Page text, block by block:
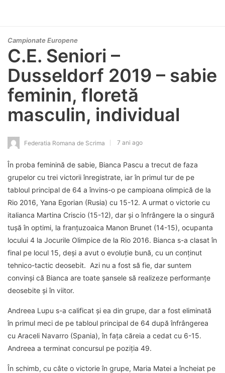
Campionate Europene
C.E. Seniori –
Dusseldorf 2019 – sabie
feminin, floretă
masculin, individual
Federatia Romana de Scrima 7 ani ago
În proba feminină de sabie, Bianca Pascu a trecut de faza
grupelor cu trei victorii înregistrate, iar în primul tur de pe
tabloul principal de 64 a învins-o pe campioana olimpică de la
Rio 2016, Yana Egorian (Rusia) cu 15-12. A urmat o victorie cu
italianca Martina Criscio (15-12), dar și o înfrângere la o singură
tușă în optimi, la franțuzoaica Manon Brunet (14-15), ocupanta
locului 4 la Jocurile Olimpice de la Rio 2016. Bianca s-a clasat în
final pe locul 15, deși a avut o evoluție bună, cu un conținut
tehnico-tactic deosebit. Azi nu a fost să fie, dar suntem
convinși că Bianca are toate șansele să realizeze performanțe
deosebite și în viitor.
Andreea Lupu s-a calificat și ea din grupe, dar a fost eliminată
în primul meci de pe tabloul principal de 64 după înfrângerea
cu Araceli Navarro (Spania), în fața căreia a cedat cu 6-15.
Andreea a terminat concursul pe poziția 49.
În schimb, cu câte o victorie în grupe, Maria Matei a încheiat pe